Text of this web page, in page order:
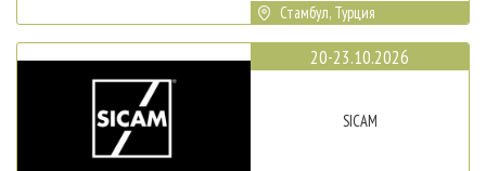
Стамбул, Турция
20-23.10.2026
SICAM